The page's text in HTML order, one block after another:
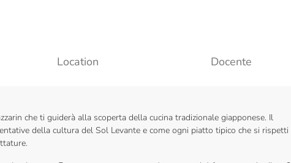
Location Docente
che ti guiderà alla scoperta della cucina tradizionale giapponese. Il
della cultura del Sol Levante e come ogni piatto tipico che si rispetti